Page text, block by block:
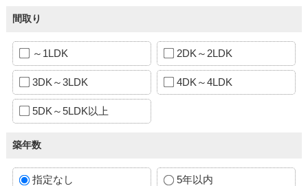
間取り
～1LDK 2DK～2LDK
3DK～3LDK 4DK～4LDK
5DK～5LDK以上
築年数
指定なし 5年以内